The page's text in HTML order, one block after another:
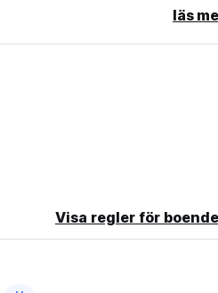
läs
Visa regler för